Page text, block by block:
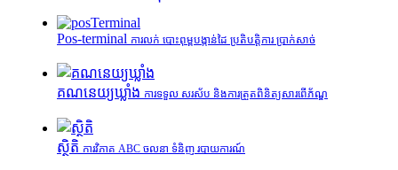
Pos-terminal ការលក់ បោះពុម្ពបង្កាន់ដៃ ប្រតិបត្តិការ ប្រាក់សាច់
គណនេយ្យឃ្លាំង ការទទួល សរស័ប និងការត្រួតពិនិត្យសារពើភ័ណ្ឌ
ស្ថិតិ ការវិភាគ ABC ចលនា ទំនិញ របាយការណ៍